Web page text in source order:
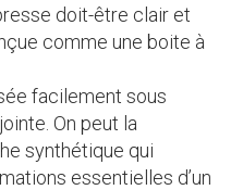
doit-être clair et
comme une boite à
facilement sous
On peut la
synthétique qui
essentielles d’un